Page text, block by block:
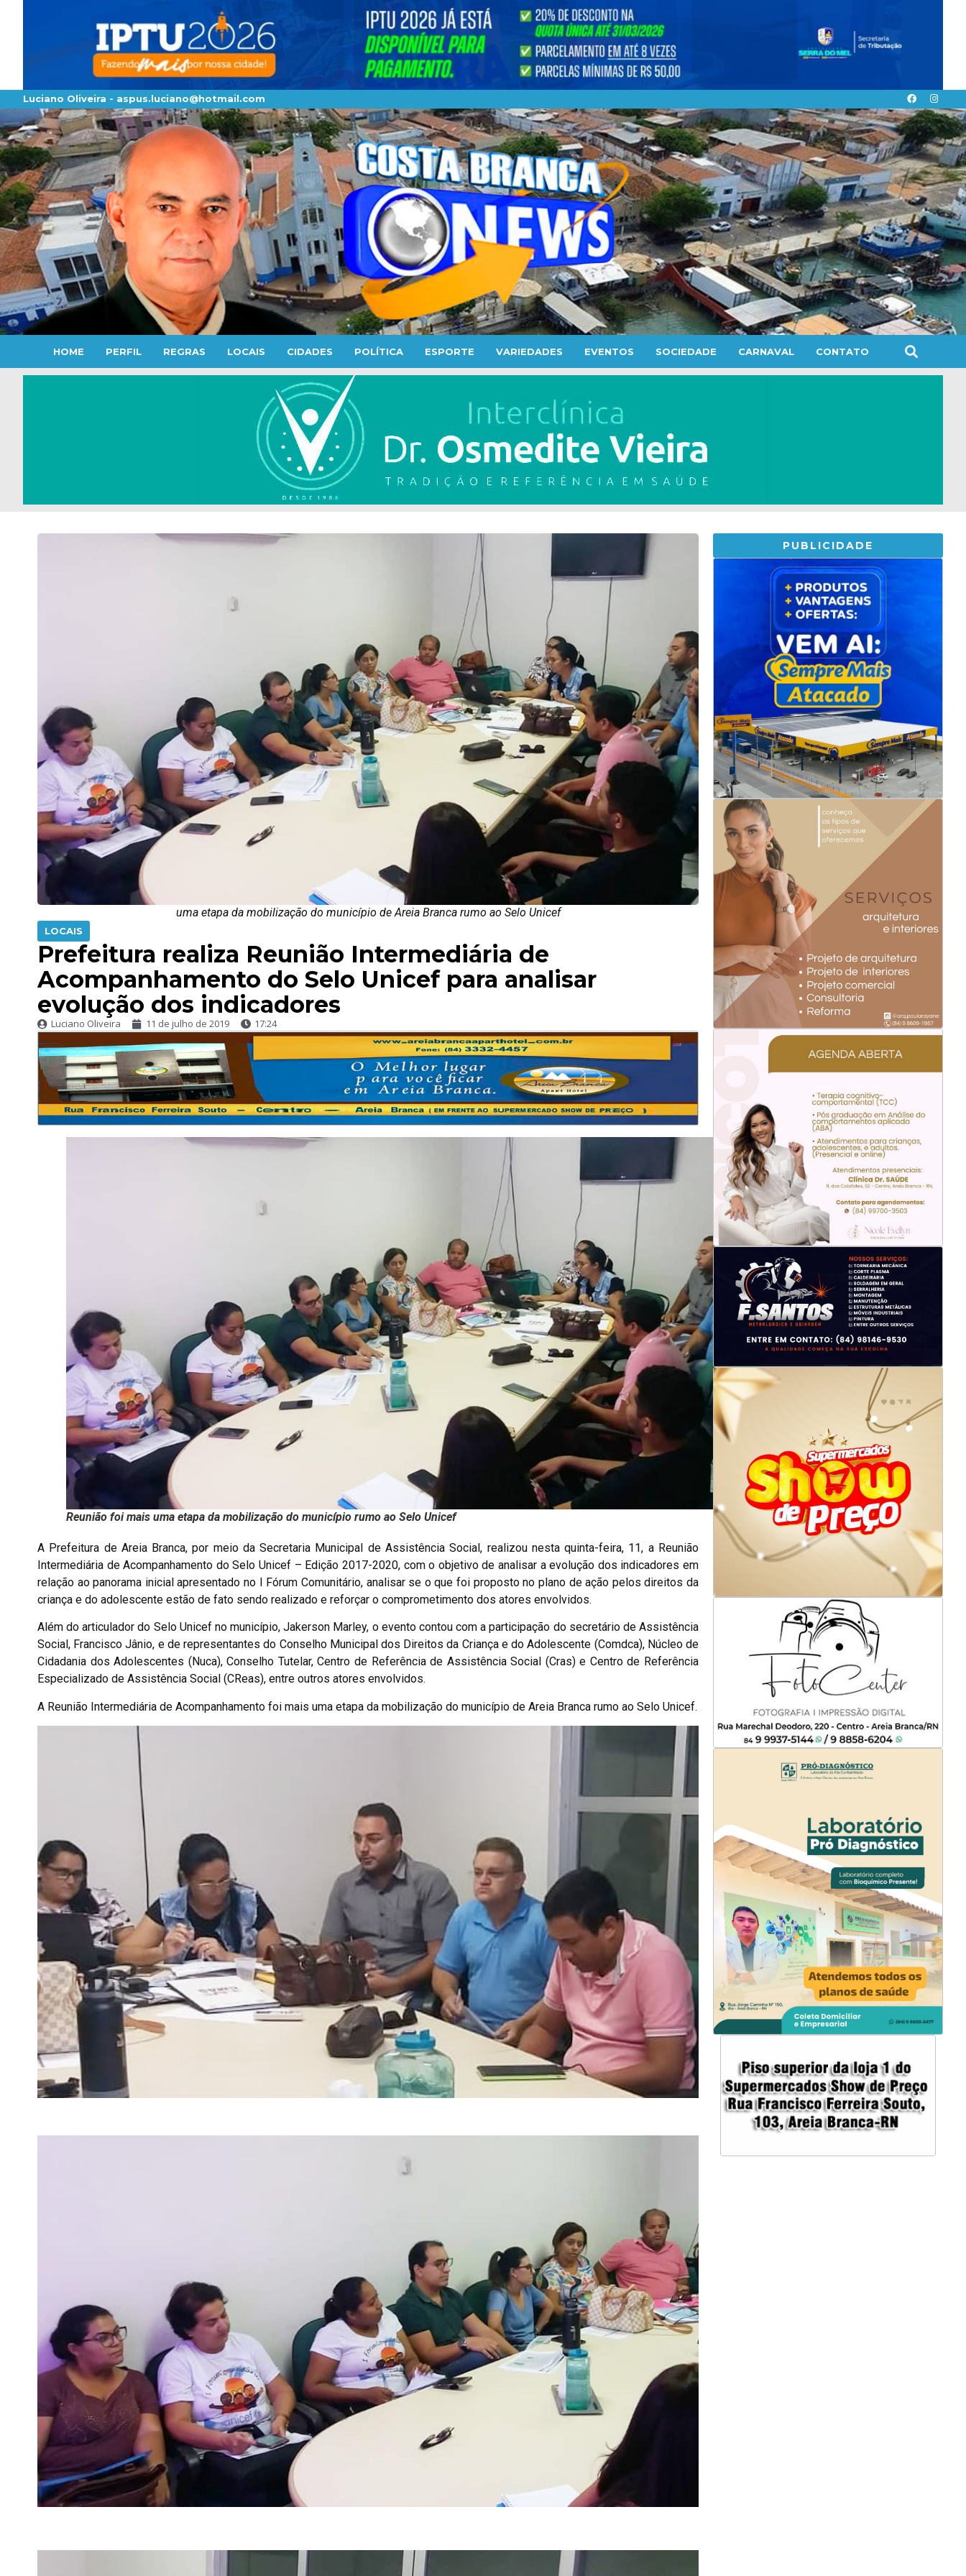
Luciano Oliveira - aspus.luciano@hotmail.com
HOME PERFIL REGRAS LOCAIS CIDADES POLÍTICA ESPORTE VARIEDADES EVENTOS SOCIEDADE CARNAVAL CONTATO
uma etapa da mobilização do município de Areia Branca rumo ao Selo Unicef
LOCAIS
Prefeitura realiza Reunião Intermediária de
Acompanhamento do Selo Unicef para analisar
evolução dos indicadores
Luciano Oliveira 11 de julho de 2019 17:24
Reunião foi mais uma etapa da mobilização do município rumo ao Selo Unicef
A Prefeitura de Areia Branca, por meio da Secretaria Municipal de Assistência Social, realizou nesta quinta-feira, 11, a Reunião
Intermediária de Acompanhamento do Selo Unicef – Edição 2017-2020, com o objetivo de analisar a evolução dos indicadores em
relação ao panorama inicial apresentado no I Fórum Comunitário, analisar se o que foi proposto no plano de ação pelos direitos da
criança e do adolescente estão de fato sendo realizado e reforçar o comprometimento dos atores envolvidos.
Além do articulador do Selo Unicef no município, Jakerson Marley, o evento contou com a participação do secretário de Assistência
Social, Francisco Jânio, e de representantes do Conselho Municipal dos Direitos da Criança e do Adolescente (Comdca), Núcleo de
Cidadania dos Adolescentes (Nuca), Conselho Tutelar, Centro de Referência de Assistência Social (Cras) e Centro de Referência
Especializado de Assistência Social (CReas), entre outros atores envolvidos.
A Reunião Intermediária de Acompanhamento foi mais uma etapa da mobilização do município de Areia Branca rumo ao Selo Unicef.
PUBLICIDADE